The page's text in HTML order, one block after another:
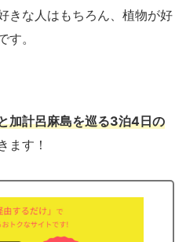
きな人はもちろん、植物が好
。
加計呂麻島を巡る3泊4日の
ます！